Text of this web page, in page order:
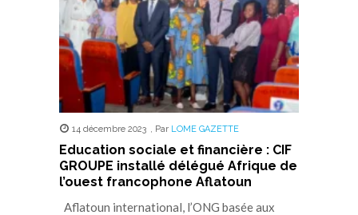
14 décembre 2023 , Par LOME GAZETTE
Education sociale et financière : CIF
GROUPE installé délégué Afrique de
l’ouest francophone Aflatoun
Aflatoun international, l’ONG basée aux